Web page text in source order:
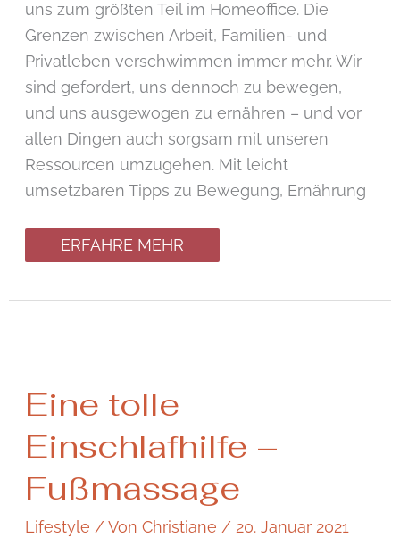
uns zum größten Teil im Homeoffice. Die
Grenzen zwischen Arbeit, Familien- und
Privatleben verschwimmen immer mehr. Wir
sind gefordert, uns dennoch zu bewegen,
und uns ausgewogen zu ernähren – und vor
allen Dingen auch sorgsam mit unseren
Ressourcen umzugehen. Mit leicht
umsetzbaren Tipps zu Bewegung, Ernährung
ERFAHRE MEHR
Eine tolle
Einschlafhilfe –
Fußmassage
Lifestyle / VonChristiane / 20. Januar 2021
tolle
Einschlafhilfe
–
Fußmassage